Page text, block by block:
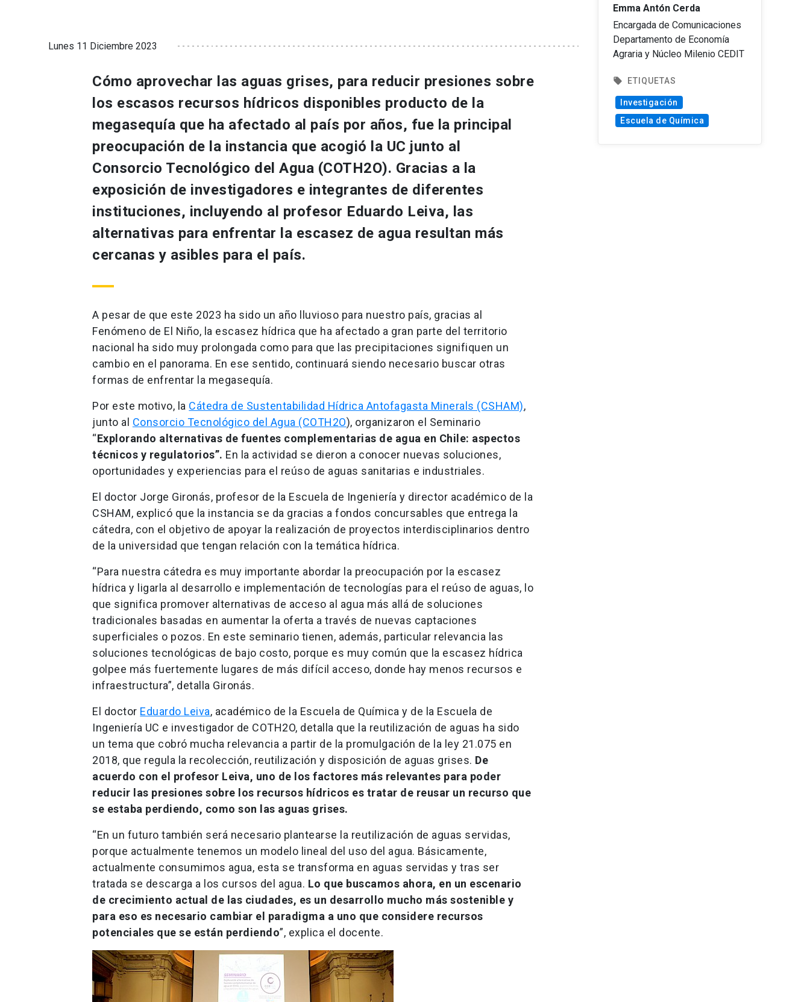
Lunes 11 Diciembre 2023
Cómo aprovechar las aguas grises, para reducir presiones sobre
los escasos recursos hídricos disponibles producto de la
megasequía que ha afectado al país por años, fue la principal
preocupación de la instancia que acogió la UC junto al
Consorcio Tecnológico del Agua (COTH2O). Gracias a la
exposición de investigadores e integrantes de diferentes
instituciones, incluyendo al profesor Eduardo Leiva, las
alternativas para enfrentar la escasez de agua resultan más
cercanas y asibles para el país.
A pesar de que este 2023 ha sido un año lluvioso para nuestro país, gracias al
Fenómeno de El Niño, la escasez hídrica que ha afectado a gran parte del territorio
nacional ha sido muy prolongada como para que las precipitaciones signifiquen un
cambio en el panorama. En ese sentido, continuará siendo necesario buscar otras
formas de enfrentar la megasequía.
Por este motivo, la Cátedra de Sustentabilidad Hídrica Antofagasta Minerals (CSHAM),
junto al Consorcio Tecnológico del Agua (COTH2O), organizaron el Seminario
“Explorando alternativas de fuentes complementarias de agua en Chile: aspectos
técnicos y regulatorios”. En la actividad se dieron a conocer nuevas soluciones,
oportunidades y experiencias para el reúso de aguas sanitarias e industriales.
El doctor Jorge Gironás, profesor de la Escuela de Ingeniería y director académico de la
CSHAM, explicó que la instancia se da gracias a fondos concursables que entrega la
cátedra, con el objetivo de apoyar la realización de proyectos interdisciplinarios dentro
de la universidad que tengan relación con la temática hídrica.
“Para nuestra cátedra es muy importante abordar la preocupación por la escasez
hídrica y ligarla al desarrollo e implementación de tecnologías para el reúso de aguas, lo
que significa promover alternativas de acceso al agua más allá de soluciones
tradicionales basadas en aumentar la oferta a través de nuevas captaciones
superficiales o pozos. En este seminario tienen, además, particular relevancia las
soluciones tecnológicas de bajo costo, porque es muy común que la escasez hídrica
golpee más fuertemente lugares de más difícil acceso, donde hay menos recursos e
infraestructura”, detalla Gironás.
El doctor Eduardo Leiva, académico de la Escuela de Química y de la Escuela de
Ingeniería UC e investigador de COTH2O, detalla que la reutilización de aguas ha sido
un tema que cobró mucha relevancia a partir de la promulgación de la ley 21.075 en
2018, que regula la recolección, reutilización y disposición de aguas grises. De
acuerdo con el profesor Leiva, uno de los factores más relevantes para poder
reducir las presiones sobre los recursos hídricos es tratar de reusar un recurso que
se estaba perdiendo, como son las aguas grises.
“En un futuro también será necesario plantearse la reutilización de aguas servidas,
porque actualmente tenemos un modelo lineal del uso del agua. Básicamente,
actualmente consumimos agua, esta se transforma en aguas servidas y tras ser
tratada se descarga a los cursos del agua. Lo que buscamos ahora, en un escenario
de crecimiento actual de las ciudades, es un desarrollo mucho más sostenible y
para eso es necesario cambiar el paradigma a uno que considere recursos
potenciales que se están perdiendo”, explica el docente.
Emma Antón Cerda
Encargada de Comunicaciones
Departamento de Economía
Agraria y Núcleo Milenio CEDIT
local_offer ETIQUETAS
Investigación
Escuela de Química